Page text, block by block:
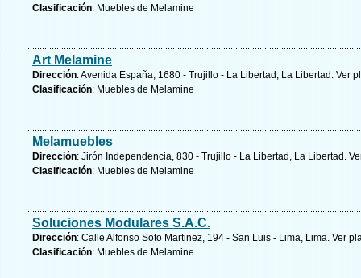
Clasificación: Muebles de Melamine
Art Melamine
Dirección: Avenida España, 1680 - Trujillo - La Libertad, La Libertad. Ver
Clasificación: Muebles de Melamine
Melamuebles
Dirección: Jirón Independencia, 830 - Trujillo - La Libertad, La Libertad.
Clasificación: Muebles de Melamine
Soluciones Modulares S.A.C.
Dirección: Calle Alfonso Soto Martinez, 194 - San Luis - Lima, Lima. Ver
Clasificación: Muebles de Melamine